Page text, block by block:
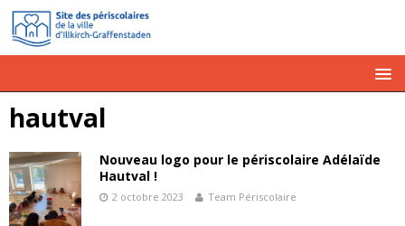
hautval
Nouveau logo pour le périscolaire Adélaïde
Hautval !
2 octobre 2023 Team Périscolaire